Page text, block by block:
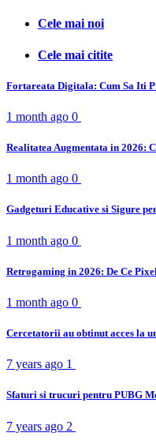
Cele mai noi
Cele mai citite
Fortareata Digitala: Cum Sa Iti
1 month ago 0
Realitatea Augmentata in 2026:
1 month ago 0
Gadgeturi Educative si Sigure
1 month ago 0
Retrogaming in 2026: De Ce
1 month ago 0
Cercetatorii au obtinut acces la
7 years ago 1
Sfaturi si trucuri pentru PUBG
7 years ago 2